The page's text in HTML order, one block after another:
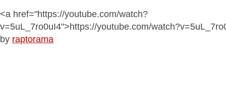
<a href="https://youtube.com/watch?
v=5uL_7ro0uI4">https://youtube.com/
by raptorama